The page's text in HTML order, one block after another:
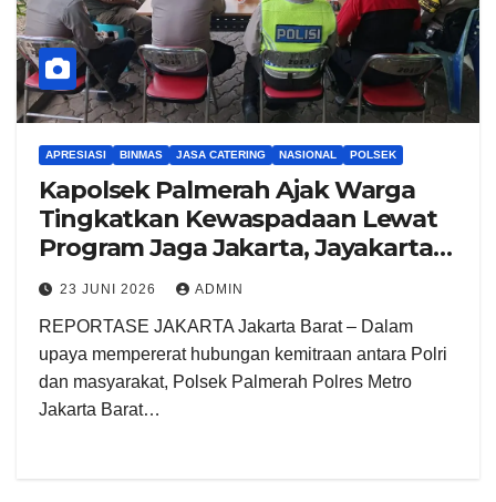
APRESIASI BINMAS JASA CATERING NASIONAL POLSEK
Kapolsek Palmerah Ajak Warga
Tingkatkan Kewaspadaan Lewat
Program Jaga Jakarta, Jayakarta
On The Spot
23 JUNI 2026 ADMIN
REPORTASE JAKARTA Jakarta Barat – Dalam
upaya mempererat hubungan kemitraan antara Polri
dan masyarakat, Polsek Palmerah Polres Metro
Jakarta Barat…